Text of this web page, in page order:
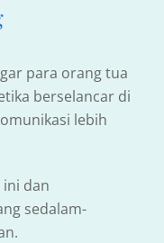
para orang tua
berselancar di
lebih
dan
sedalam-